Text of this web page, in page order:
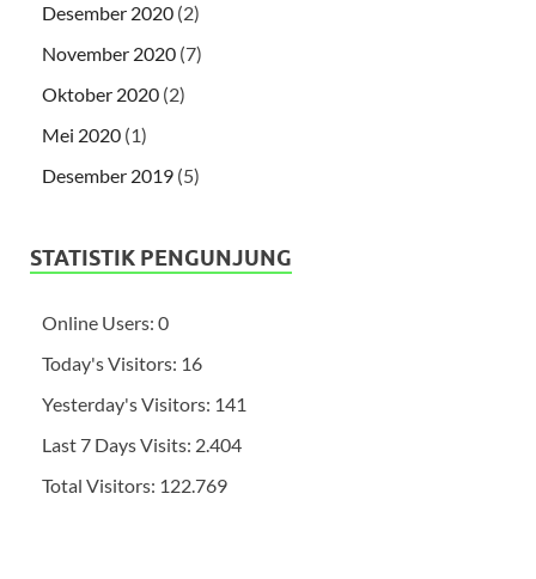
Desember 2020 (2)
November 2020 (7)
Oktober 2020 (2)
Mei 2020 (1)
Desember 2019 (5)
STATISTIK PENGUNJUNG
Online Users: 0
Today's Visitors: 16
Yesterday's Visitors: 141
Last 7 Days Visits: 2.404
Total Visitors: 122.769